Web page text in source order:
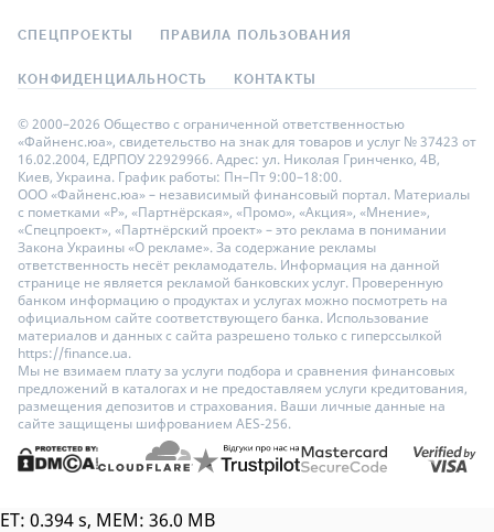
СПЕЦПРОЕКТЫ ПРАВИЛА ПОЛЬЗОВАНИЯ
КОНФИДЕНЦИАЛЬНОСТЬ КОНТАКТЫ
© 2000–2026 Общество с ограниченной ответственностью
«Файненс.юа», свидетельство на знак для товаров и услуг № 37423 от
16.02.2004, ЕДРПОУ 22929966. Адрес: ул. Николая Гринченко, 4В,
Киев, Украина. График работы: Пн–Пт 9:00–18:00.
ООО «Файненс.юа» – независимый финансовый портал. Материалы
с пометками «Р», «Партнёрская», «Промо», «Акция», «Мнение»,
«Спецпроект», «Партнёрский проект» – это реклама в понимании
Закона Украины «О рекламе». За содержание рекламы
ответственность несёт рекламодатель. Информация на данной
странице не является рекламой банковских услуг. Проверенную
банком информацию о продуктах и услугах можно посмотреть на
официальном сайте соответствующего банка. Использование
материалов и данных с сайта разрешено только с гиперссылкой
https://finance.ua.
Мы не взимаем плату за услуги подбора и сравнения финансовых
предложений в каталогах и не предоставляем услуги кредитования,
размещения депозитов и страхования. Ваши личные данные на
сайте защищены шифрованием AES-256.
ET: 0.394 s, MEM: 36.0 MB